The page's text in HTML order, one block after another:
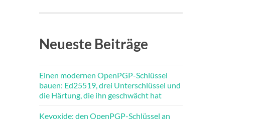
Neueste Beiträge
Einen modernen OpenPGP-Schlüssel
bauen: Ed25519, drei Unterschlüssel und
die Härtung, die ihn geschwächt hat
Keyoxide: den OpenPGP-Schlüssel an